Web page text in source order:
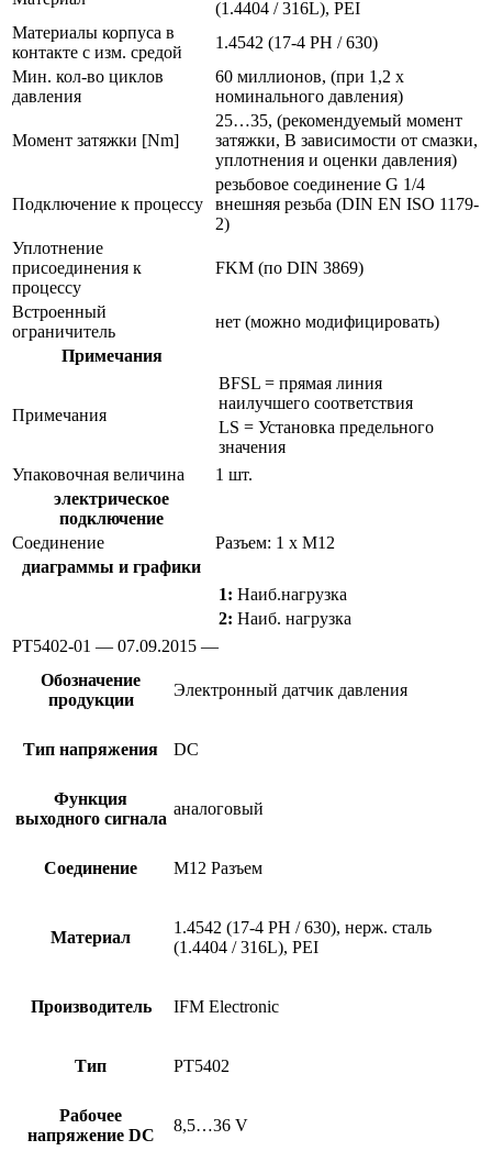
(1.4404 / 316L), PEI
Материалы корпуса в
контакте с изм. средой
1.4542 (17-4 PH / 630)
Мин. кол-во циклов
давления
60 миллионов, (при 1,2 х
номинального давления)
Момент затяжки [Nm]
25…35, (рекомендуемый момент
затяжки, В зависимости от смазки,
уплотнения и оценки давления)
Подключение к процессу
резьбовое соединение G 1/4
внешняя резьба (DIN EN ISO 1179-
2)
Уплотнение
присоединения к
процессу
FKM (по DIN 3869)
Встроенный
ограничитель
нет (можно модифицировать)
Примечания
Примечания
BFSL = прямая линия
наилучшего соответствия
LS = Установка предельного
значения
Упаковочная величина
1 шт.
электрическое
подключение
Соединение
Разъем: 1 x M12
диаграммы и графики
1: Наиб.нагрузка
2: Наиб. нагрузка
PT5402-01 — 07.09.2015 —
Обозначение
продукции
Электронный датчик давления
Тип напряжения DC
Функция
выходного сигнала
аналоговый
Соединение M12 Разъем
Материал
1.4542 (17-4 PH / 630), нерж. сталь
(1.4404 / 316L), PEI
Производитель IFM Electronic
Тип PT5402
Рабочее
напряжение DC
8,5…36 V